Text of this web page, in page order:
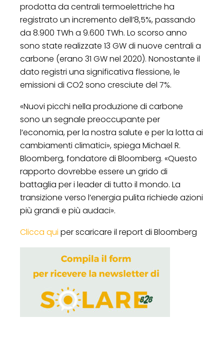
prodotta da centrali termoelettriche ha
registrato un incremento dell’8,5%, passando
da 8.900 TWh a 9.600 TWh. Lo scorso anno
sono state realizzate 13 GW di nuove centrali a
carbone (erano 31 GW nel 2020). Nonostante il
dato registri una significativa flessione, le
emissioni di CO2 sono cresciute del 7%.
«Nuovi picchi nella produzione di carbone
sono un segnale preoccupante per
l’economia, per la nostra salute e per la lotta ai
cambiamenti climatici», spiega Michael R.
Bloomberg, fondatore di Bloomberg. «Questo
rapporto dovrebbe essere un grido di
battaglia per i leader di tutto il mondo. La
transizione verso l’energia pulita richiede azioni
più grandi e più audaci».
Clicca qui per scaricare il report di Bloomberg